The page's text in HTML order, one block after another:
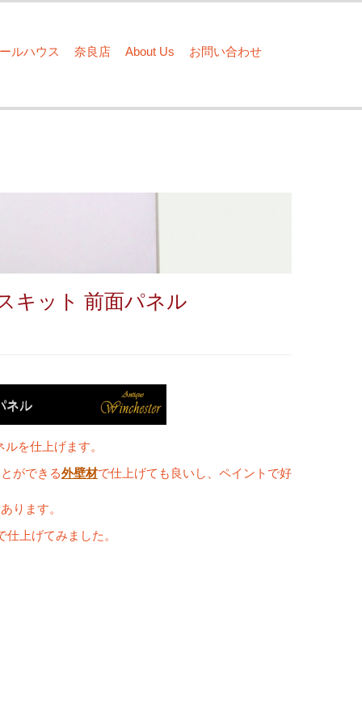
ドールハウス 奈良店 About Us お問い合わせ
キット 前面パネル
ネル
ルを仕上げます。
ができる外壁材で仕上げても良いし、ペイントで好
ります。
上げてみました。